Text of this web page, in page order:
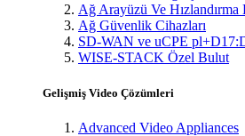
Ağ Arayüzü Ve Hızlandırma
Ağ Güvenlik Cihazları
SD-WAN ve uCPE
WISE-STACK Özel Bulut
Gelişmiş Video Çözümleri
Advanced Video Appliances